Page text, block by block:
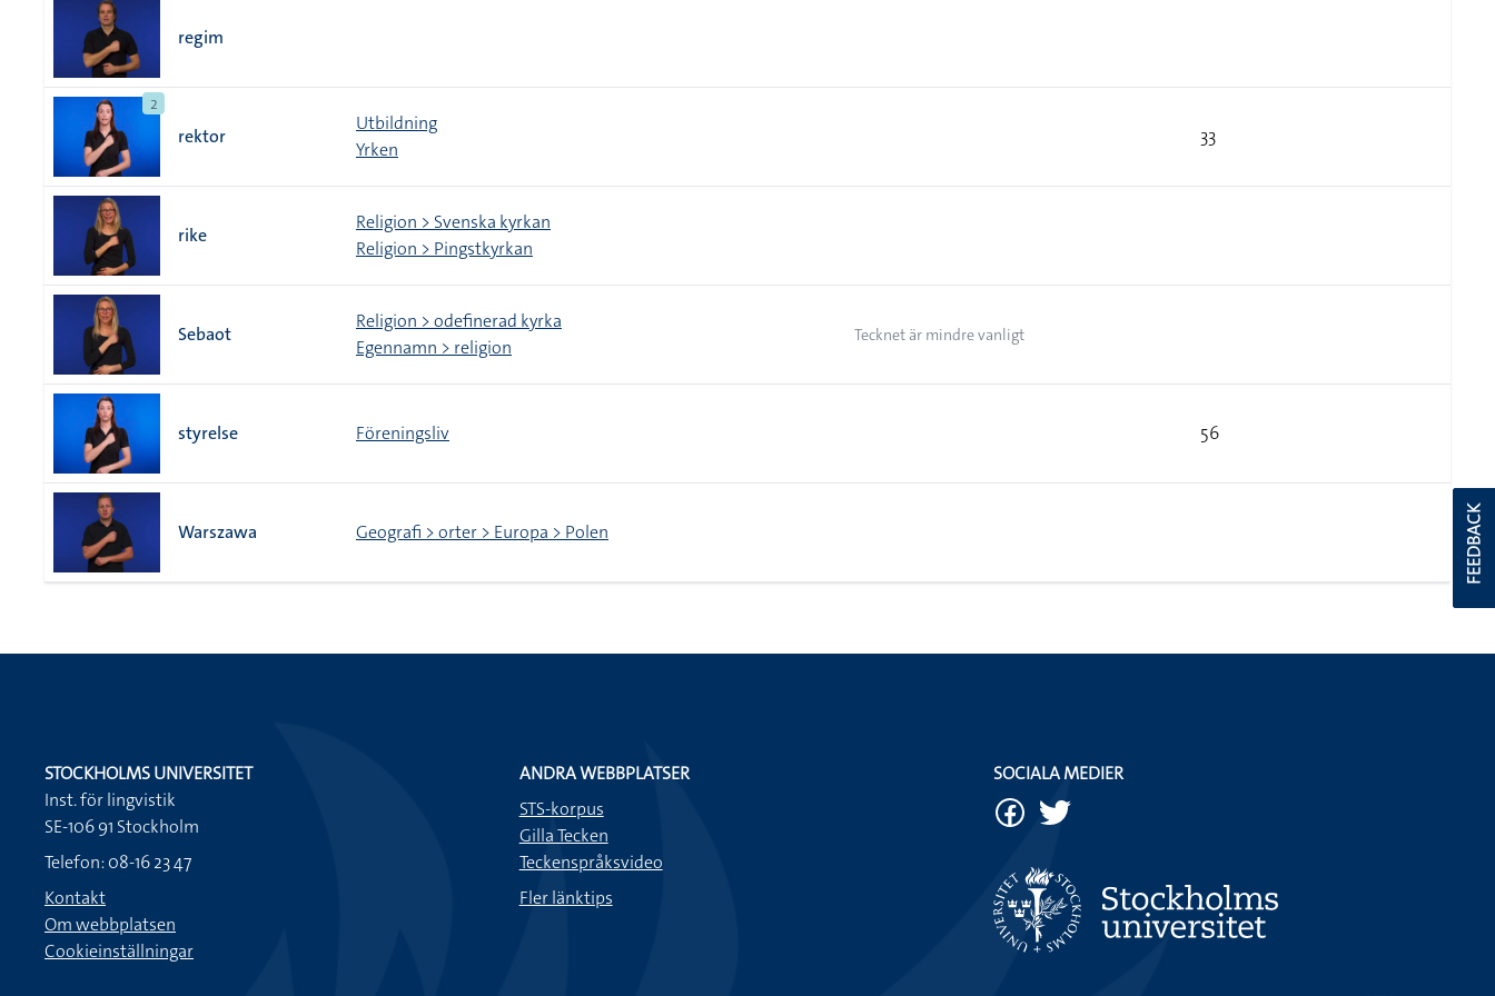
regim
2
rektor
Utbildning
Yrken
33
rike
Religion > Svenska kyrkan
Religion > Pingstkyrkan
Sebaot
Religion > odefinerad kyrka
Egennamn > religion
Tecknet är mindre vanligt
styrelse Föreningsliv 56
Warszawa Geografi > orter > Europa > Polen FEEDBACK
STOCKHOLMS UNIVERSITET
Inst. för lingvistik
SE-106 91 Stockholm
Telefon: 08-16 23 47
Kontakt
Om webbplatsen
Cookieinställningar
ANDRA WEBBPLATSER
STS-korpus
Gilla Tecken
Teckenspråksvideo
Fler länktips
SOCIALA MEDIER